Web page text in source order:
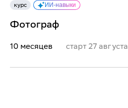
курс ИИ-навыки
Фотограф
10 месяцев старт 27 августа